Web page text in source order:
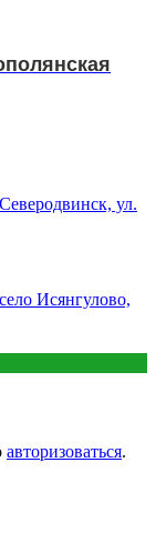
ул.
Исянгулово,
авторизоваться.